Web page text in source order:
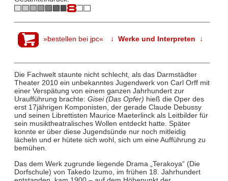
»bestellen bei jpc« ↓ Werke und Interpreten ↓
Die Fachwelt staunte nicht schlecht, als das Darmstädter
Theater 2010 ein unbekanntes Jugendwerk von Carl Orff mit
einer Verspätung von einem ganzen Jahrhundert zur
Uraufführung brachte: Gisei (Das Opfer) hieß die Oper des
erst 17jährigen Komponisten, der gerade Claude Debussy
und seinen Librettisten Maurice Maeterlinck als Leitbilder für
sein musiktheatralisches Wollen entdeckt hatte. Später
konnte er über diese Jugendsünde nur noch mitleidig
lächeln und er hütete sich wohl, sich um eine Aufführung zu
bemühen.
Das dem Werk zugrunde liegende Drama „Terakoya“ (Die
Dorfschule) von Takedo Izumo, im frühen 18. Jahrhundert